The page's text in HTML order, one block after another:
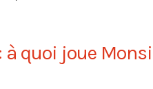
quoi joue